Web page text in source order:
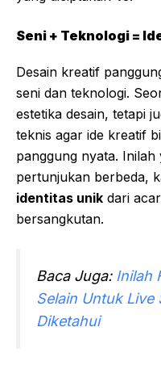
Seni + Teknologi =
Desain kreatif
seni dan teknologi.
estetika desain, tetapi
teknis agar ide kreatif
panggung nyata. Inilah
pertunjukan berbeda,
identitas unik dari
bersangkutan.
Baca Juga: Inilah
Selain Untuk
Diketahui